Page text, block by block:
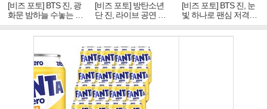
[비즈 포토] BTS 진, 광
화문 밤하늘 수놓는 '비
주얼 킹'의 열창
[비즈 포토] 방탄소년
단 진, 라이브 공연 중
빛나는 독보적 아우라
[비즈 포토] BTS 진, 눈
빛 하나로 팬심 저격…
독보적 카리스마